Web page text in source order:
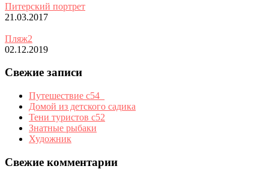
Питерский портрет
21.03.2017
Пляж2
02.12.2019
Свежие записи
Путешествие с54_
Домой из детского садика
Тени туристов с52
Знатные рыбаки
Художник
Свежие комментарии